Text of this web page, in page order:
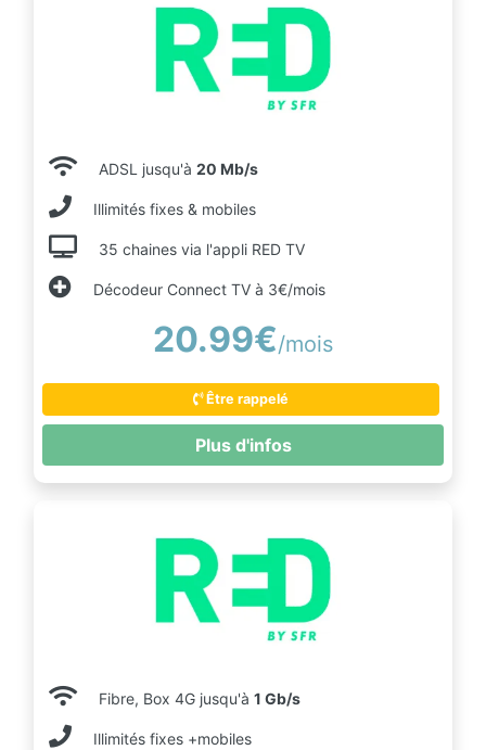
ADSL jusqu'à 20 Mb/s
Illimités fixes & mobiles
35 chaines via l'appli RED TV
Décodeur Connect TV à 3€/mois
20.99€/mois
Être rappelé
Plus d'infos
Fibre, Box 4G jusqu'à 1 Gb/s
Illimités fixes +mobiles